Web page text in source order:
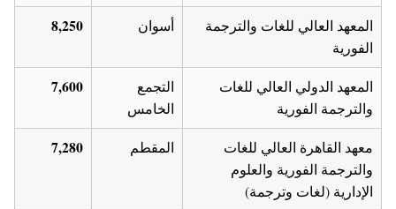
المعهد العالي للغات والترجمة
الفورية
أسوان 8,250
المعهد الدولي العالي للغات
والترجمة الفورية
التجمع
الخامس
7,600
معهد القاهرة العالي للغات
والترجمة الفورية والعلوم
الإدارية (لغات وترجمة)
المقطم 7,280